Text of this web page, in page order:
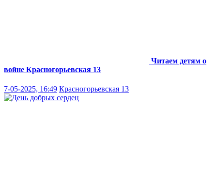
Читаем детям о
войне Красногорьевская 13
7-05-2025, 16:49 Красногорьевская 13